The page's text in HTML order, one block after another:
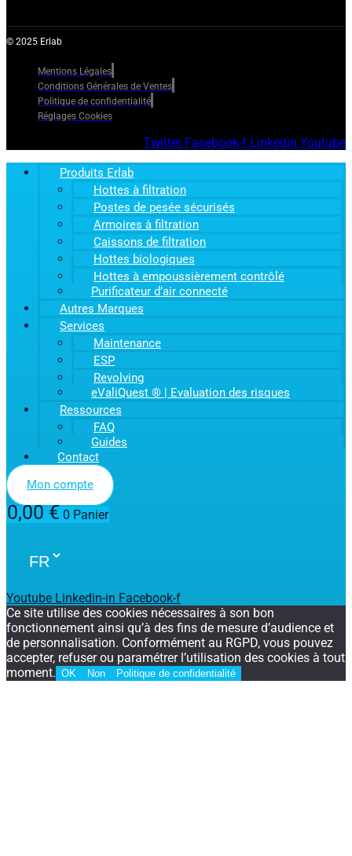
© 2025 Erlab
Mentions Légales
Conditions Générales de Ventes
Politique de confidentialité
Réglages Cookies
Twitter Facebook-f Linkedin Youtube
Produits Erlab
Hottes à filtration
Postes de pesée sécurisés
Armoires à filtration
Caissons de filtration
Hottes biologiques
Hottes à empoussièrement contrôlé
Purificateur d’air connecté
Autres Marques
Services
Maintenance
ESP
Revolving
eValiQuest ® | Evaluation des risques
Ressources
FAQ
Guides
Contact
Mon compte
0,00€ 0 Panier
Youtube Linkedin-in Facebook-f
Ce site utilise des cookies nécessaires à son bon
fonctionnement ainsi qu’à des fins de mesure d’audience et
de personnalisation. Conformément au RGPD, vous pouvez
accepter, refuser ou paramétrer l’utilisation des cookies à tout
moment. OK Non Politique de confidentialité